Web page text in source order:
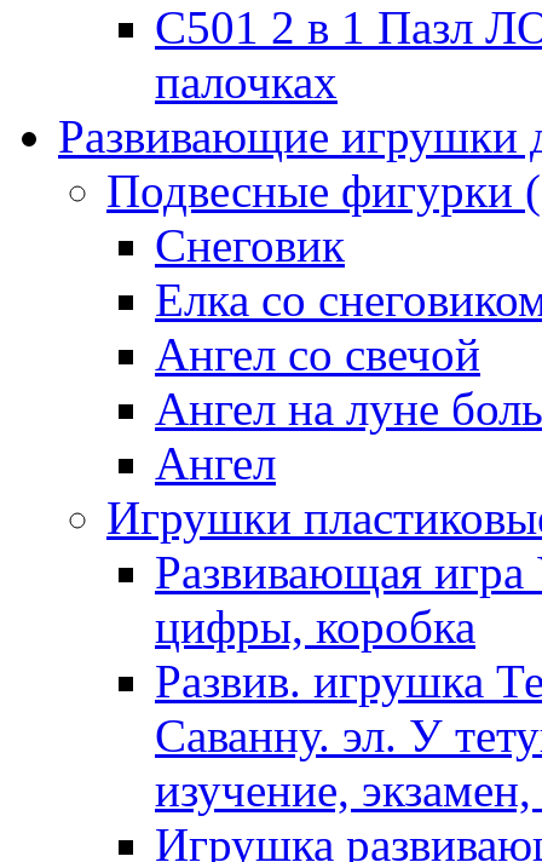
C501 2 в 1
палочках
Развивающие игрушки
Подвесные фигурки
Снеговик
Елка со
Ангел со свечой
Ангел на луне
Ангел
Игрушки
Развивающая
цифры, коробка
Развив. игрушка
Саванну. эл. У
изучение,
Игрушка